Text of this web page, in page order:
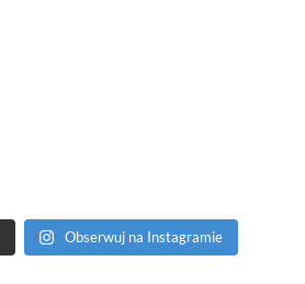
Obserwuj na Instagramie